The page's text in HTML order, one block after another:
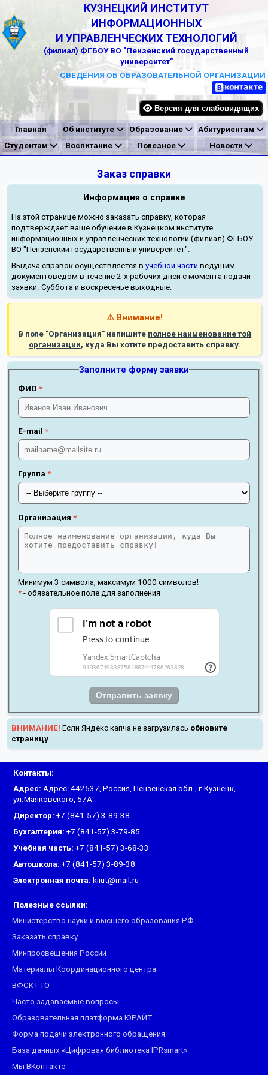
КУЗНЕЦКИЙ ИНСТИТУТ
ИНФОРМАЦИОННЫХ
И УПРАВЛЕНЧЕСКИХ ТЕХНОЛОГИЙ
(филиал) ФГБОУ ВО "Пензенский государственный
университет"
СВЕДЕНИЯ ОБ ОБРАЗОВАТЕЛЬНОЙ ОРГАНИЗАЦИИ
Версия для слабовидящих
Главная Об институте Образование
Абитуриентам
Студентам
Воспитание Полезное Новости
Заказ справки
Информация о справке
На этой странице можно заказать справку, которая
подтверждает ваше обучение в Кузнецком институте
информационных и управленческих технологий (филиал) ФГБОУ
ВО "Пензенский государственный университет".
Выдача справок осуществляется в учебной части ведущим
документоведом в течение 2-х рабочих дней с момента подачи
заявки. Суббота и воскресенье выходные.
⚠️ Внимание!
В поле "Организация" напишите полное наименование той
организации, куда Вы хотите предоставить справку.
Заполните форму заявки
ФИО *
E-mail *
Группа *
Организация *
Минимум 3 символа, максимум 1000 символов!
*- обязательное поле для заполнения
Отправить заявку
ВНИМАНИЕ! Если Яндекс капча не загрузилась обновите
страницу.
Контакты:
Адрес: Адрес: 442537, Россия, Пензенская обл., г.Кузнецк,
ул.Маяковского, 57А
Директор: +7 (841-57) 3-89-38
Бухгалтерия: +7 (841-57) 3-79-85
Учебная часть: +7 (841-57) 3-68-33
Автошкола: +7 (841-57) 3-89-38
Электронная почта: kiiut@mail.ru
Полезные ссылки:
Министерство науки и высшего образования РФ
Заказать справку
Минпросвещения России
Материалы Координационного центра
ВФСК ГТО
Часто задаваемые вопросы
Образовательная платформа ЮРАЙТ
Форма подачи электронного обращения
База данных «Цифровая библиотека IPRsmart»
Мы ВКонтакте